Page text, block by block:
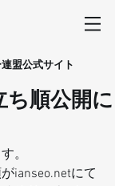
盟公式サイト
順公開に
。
ianseo.netにて